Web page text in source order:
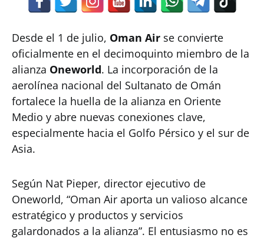
Desde el 1 de julio, Oman Air se convierte
oficialmente en el decimoquinto miembro de la
alianza Oneworld. La incorporación de la
aerolínea nacional del Sultanato de Omán
fortalece la huella de la alianza en Oriente
Medio y abre nuevas conexiones clave,
especialmente hacia el Golfo Pérsico y el sur de
Asia.
Según Nat Pieper, director ejecutivo de
Oneworld, “Oman Air aporta un valioso alcance
estratégico y productos y servicios
galardonados a la alianza”. El entusiasmo no es